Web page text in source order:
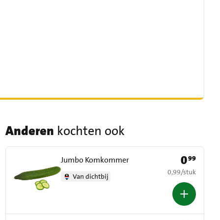
Anderen kochten ook
Jumbo Komkommer
Van dichtbij
Prijs: € 0,99
099
€ 0,99 per stuk
0,99/stuk